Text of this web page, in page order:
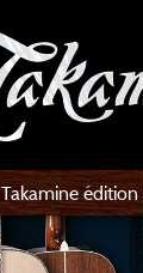
Takamine